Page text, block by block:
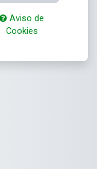
Aviso de
Cookies